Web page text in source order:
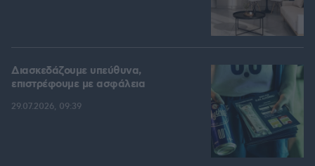
Διασκεδάζουμε υπεύθυνα,
επιστρέφουμε με ασφάλεια
29.07.2026, 09:39